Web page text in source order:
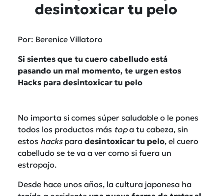
desintoxicar tu pelo
Por: Berenice Villatoro
Si sientes que tu cuero cabelludo está
pasando un mal momento, te urgen estos
Hacks para desintoxicar tu pelo
No importa si comes súper saludable o le pones
todos los productos más topa tu cabeza, sin
estos hackspara desintoxicar tu pelo, el cuero
cabelludo se te va a ver como si fuera un
estropajo.
Desde hace unos años, la cultura japonesa ha